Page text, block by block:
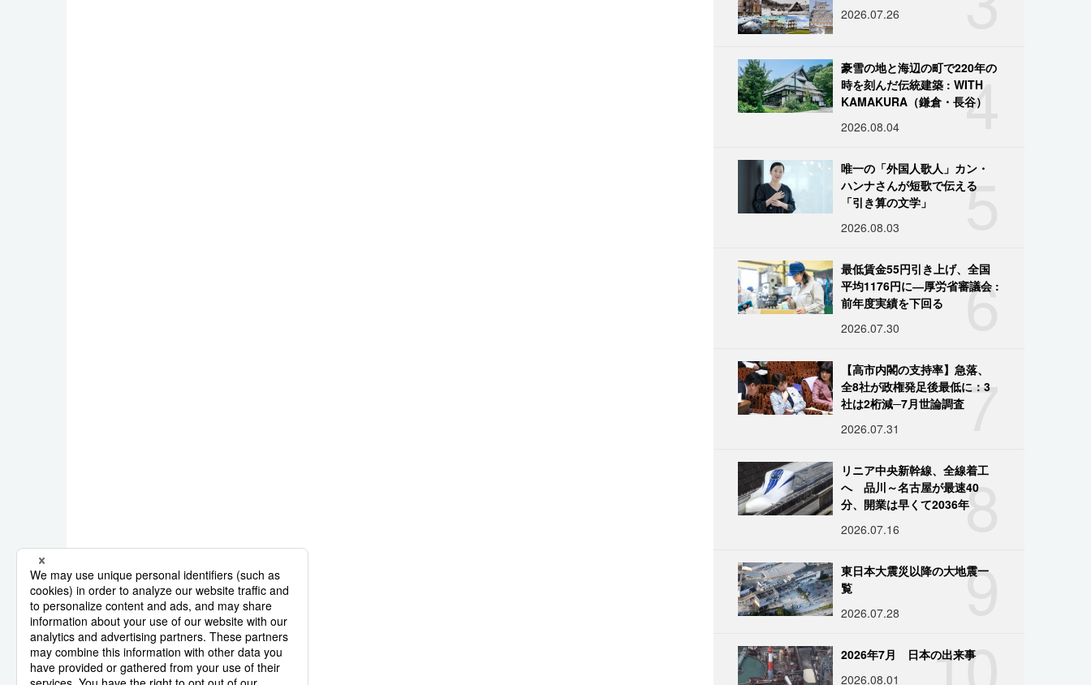
2026.07.26
4
豪雪の地と海辺の町で220年の
時を刻んだ伝統建築 : WITH
KAMAKURA（鎌倉・長谷）
2026.08.04
5
唯一の「外国人歌人」カン・
ハンナさんが短歌で伝える
「引き算の文学」
2026.08.03
6
最低賃金55円引き上げ、全国
平均1176円に―厚労省審議会 :
前年度実績を下回る
2026.07.30
7
【高市内閣の支持率】急落、
全8社が政権発足後最低に：3
社は2桁減─7月世論調査
2026.07.31
8
リニア中央新幹線、全線着工
へ 品川～名古屋が最速40
分、開業は早くて2036年
2026.07.16
9
東日本大震災以降の大地震一
覧
2026.07.28
10
2026年7月 日本の出来事
2026.08.01